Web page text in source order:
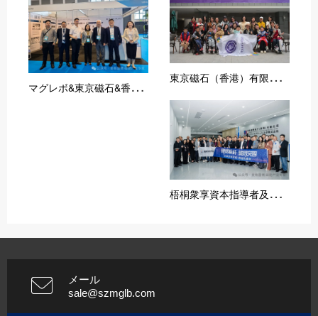
マ
グレボ&東京磁石&香磁磁業が2025ドイツ・ベルリンコイル展に出展！ 東
京磁石（香港）有限公司は「智趣未来、親子同伴」三八節City Walk及び女性科学者AI発展トークイベントに参加した
梧
桐衆享資本指導者及び指導企業家はマグレボに進出：磁石の未来を共有し、協力発展を図る
メール
sale@szmglb.com